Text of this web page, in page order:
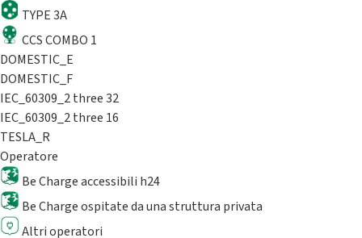
TYPE 3A
CCS COMBO 1
DOMESTIC_E
DOMESTIC_F
IEC_60309_2 three 32
IEC_60309_2 three 16
TESLA_R
Operatore
Be Charge accessibili h24
Be Charge ospitate da una struttura privata
Altri operatori